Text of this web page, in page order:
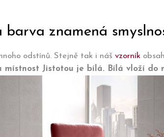
barva znamená
odstínů. Stejně tak i náš vzorník
místnost Jistotou je bílá. Bílá vloží do